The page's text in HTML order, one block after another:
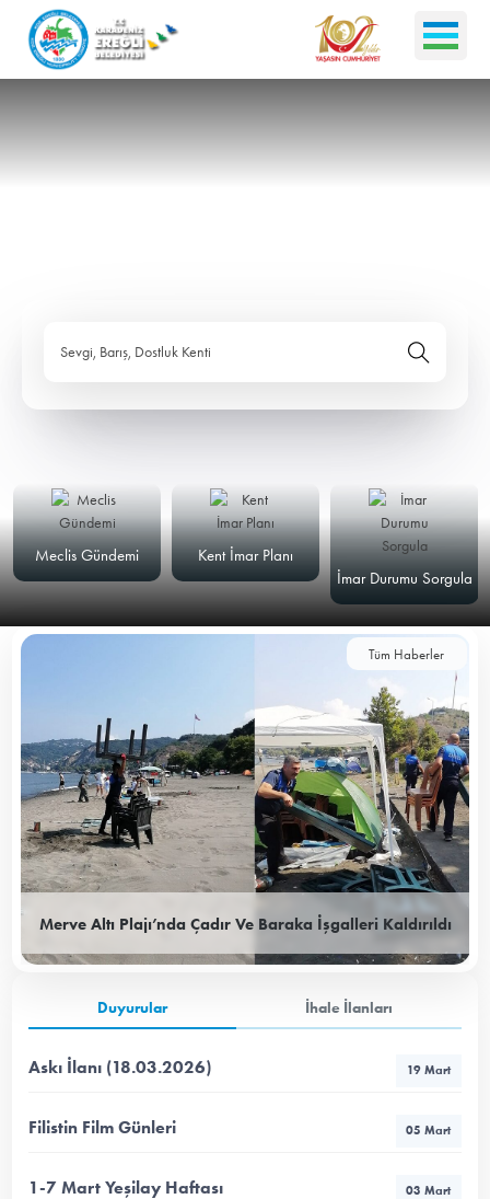
Sevgi, Barış, Dostluk Kenti
Meclis Gündemi
Kent İmar Planı
İmar Durumu Sorgula
Tüm Haberler
Merve Altı Plajı’nda Çadır Ve Baraka İşgalleri Kaldırıldı
Duyurular İhale İlanları
Askı İlanı (18.03.2026) 19 Mart
Filistin Film Günleri 05 Mart
1-7 Mart Yeşilay Haftası 03 Mart